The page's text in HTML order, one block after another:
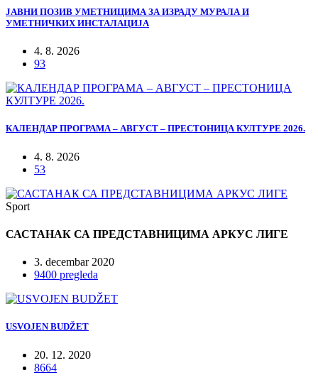
ЈАВНИ ПОЗИВ УМЕТНИЦИМА ЗА ИЗРАДУ МУРАЛА И
УМЕТНИЧКИХ ИНСТАЛАЦИЈА
4. 8. 2026
93
КАЛЕНДАР ПРОГРАМА – АВГУСТ – ПРЕСТОНИЦА КУЛТУРЕ 2026.
4. 8. 2026
53
Sport
САСТАНАК СА ПРЕДСТАВНИЦИМА АРКУС ЛИГЕ
3. decembar 2020
9400 pregleda
USVOJEN BUDŽET
20. 12. 2020
8664